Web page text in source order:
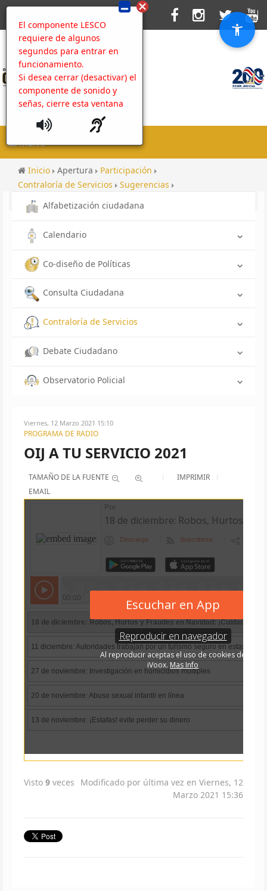
El componente LESCO
requiere de algunos
segundos para entrar en
funcionamiento.
Si desea cerrar (desactivar) el
componente de sonido y
señas, cierre esta ventana
MENU
Inicio Apertura
Participación
Contraloría de Servicios
Sugerencias
Programa de Radio
Alfabetización ciudadana
Calendario
Co-diseño de Políticas
Consulta Ciudadana
Contraloría de Servicios
Debate Ciudadano
Observatorio Policial
Viernes, 12 Marzo 2021 15:10
PROGRAMA DE RADIO
OIJ A TU SERVICIO 2021
TAMAÑO DE LA FUENTE
IMPRIMIR
EMAIL
Visto 9 veces
Modificado por última vez en Viernes, 12
Marzo 2021 15:36